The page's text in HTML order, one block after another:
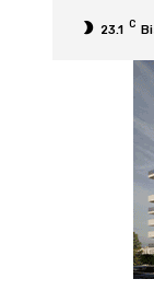
23.1 C